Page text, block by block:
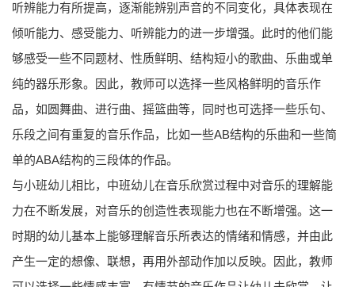
听辨能力有所提高，逐渐能辨别声音的不同变化，具体表现在
倾听能力、感受能力、听辨能力的进一步增强。此时的他们能
够感受一些不同题材、性质鲜明、结构短小的歌曲、乐曲或单
纯的器乐形象。因此，教师可以选择一些风格鲜明的音乐作
品，如圆舞曲、进行曲、摇篮曲等，同时也可选择一些乐句、
乐段之间有重复的音乐作品，比如一些AB结构的乐曲和一些简
单的ABA结构的三段体的作品。
与小班幼儿相比，中班幼儿在音乐欣赏过程中对音乐的理解能
力在不断发展，对音乐的创造性表现能力也在不断增强。这一
时期的幼儿基本上能够理解音乐所表达的情绪和情感，并由此
产生一定的想像、联想，再用外部动作加以反映。因此，教师